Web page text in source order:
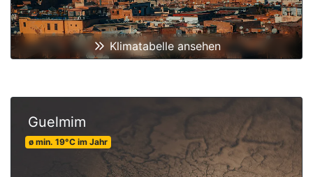
Klimatabelle ansehen
Guelmim
ø min. 19°C im Jahr